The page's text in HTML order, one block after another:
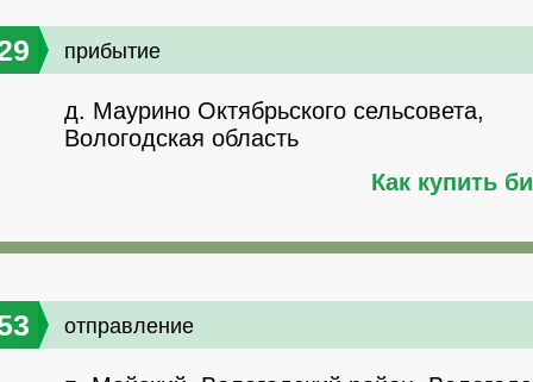
прибытие
д. Маурино Октябрьского сельсовета,
Вологодская область
Как купить
отправление